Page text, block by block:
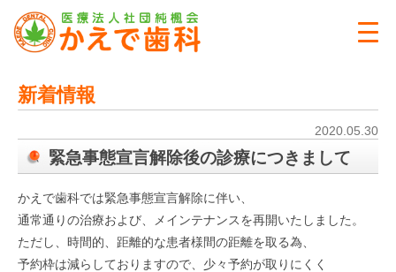
新着情報
2020.05.30
緊急事態宣言解除後の診療につきまして
かえで歯科では緊急事態宣言解除に伴い、
通常通りの治療および、メインテナンスを再開いたしました。
ただし、時間的、距離的な患者様間の距離を取る為、
予約枠は減らしておりますので、少々予約が取りにくく